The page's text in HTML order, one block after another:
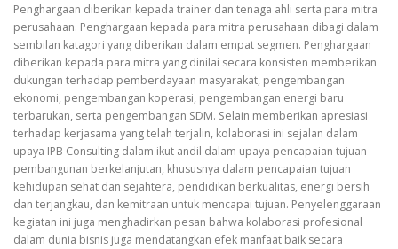
Penghargaan diberikan kepada trainer dan tenaga ahli serta para mitra
perusahaan. Penghargaan kepada para mitra perusahaan dibagi dalam
sembilan katagori yang diberikan dalam empat segmen. Penghargaan
diberikan kepada para mitra yang dinilai secara konsisten memberikan
dukungan terhadap pemberdayaan masyarakat, pengembangan
ekonomi, pengembangan koperasi, pengembangan energi baru
terbarukan, serta pengembangan SDM. Selain memberikan apresiasi
terhadap kerjasama yang telah terjalin, kolaborasi ini sejalan dalam
upaya IPB Consulting dalam ikut andil dalam upaya pencapaian tujuan
pembangunan berkelanjutan, khususnya dalam pencapaian tujuan
kehidupan sehat dan sejahtera, pendidikan berkualitas, energi bersih
dan terjangkau, dan kemitraan untuk mencapai tujuan. Penyelenggaraan
kegiatan ini juga menghadirkan pesan bahwa kolaborasi profesional
dalam dunia bisnis juga mendatangkan efek manfaat baik secara